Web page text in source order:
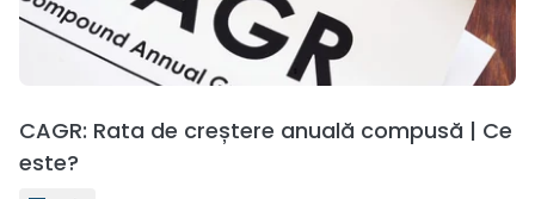
CAGR: Rata de creștere anuală compusă | Ce
este?